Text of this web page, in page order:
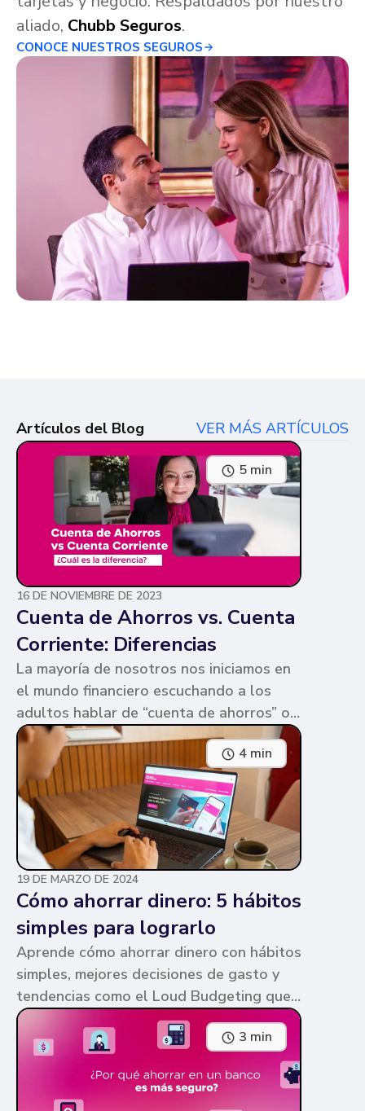
aliado, Chubb Seguros.
CONOCE NUESTROS SEGUROS
Artículos del Blog VER MÁS ARTÍCULOS
5 min
16 DE NOVIEMBRE DE 2023
Cuenta de Ahorros vs. Cuenta
Corriente: Diferencias
La mayoría de nosotros nos iniciamos en
el mundo financiero escuchando a los
adultos hablar de “cuenta de ahorros” o
“cuenta corriente”. Ambas cuentas
parecen similares y puede ser confuso,
pero te contamos en qué consiste cada
una y sus diferencias.
4 min
19 DE MARZO DE 2024
Cómo ahorrar dinero: 5 hábitos
simples para lograrlo
Aprende cómo ahorrar dinero con hábitos
simples, mejores decisiones de gasto y
tendencias como el Loud Budgeting que
pueden ayudarte a cumplir tus metas.
3 min